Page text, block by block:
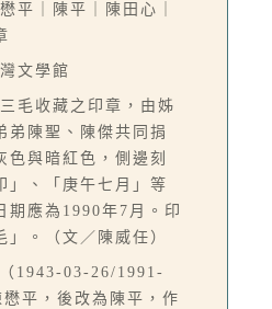
平｜陳平｜陳田心｜
文學館
毛收藏之印章，由姊
弟陳聖、陳傑共同捐
色與暗紅色，側邊刻
」、「庚午七月」等
期應為1990年7月。印
」。（文／陳威任）
1943-03-26/1991-
平，後改為陳平，作